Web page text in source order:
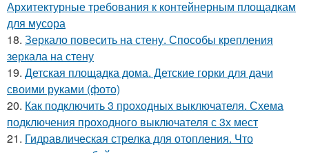
Архитектурные требования к контейнерным площадкам
для мусора
18. Зеркало повесить на стену. Способы крепления
зеркала на стену
19. Детская площадка дома. Детские горки для дачи
своими руками (фото)
20. Как подключить 3 проходных выключателя. Схема
подключения проходного выключателя с 3х мест
21. Гидравлическая стрелка для отопления. Что